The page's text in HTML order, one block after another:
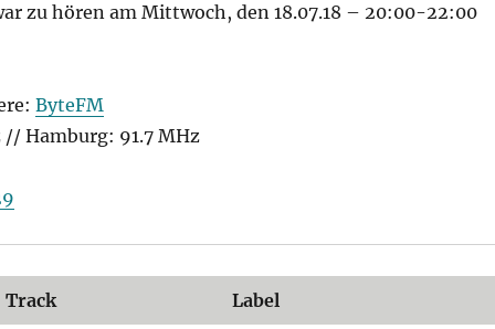
zu hören am Mittwoch, den 18.07.18 – 20:00-22:00
ByteFM
Hamburg: 91.7 MHz
Track Label